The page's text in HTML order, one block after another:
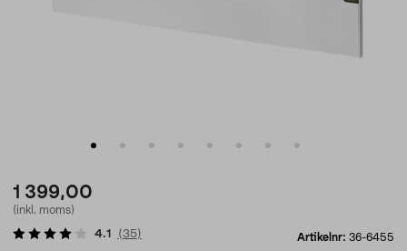
1 399,00
(inkl. moms)
Artikelnr: 36-6455
4.1 (35)